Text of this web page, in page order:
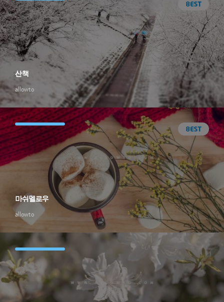
allowto
산책
allowto
마쉬멜로우